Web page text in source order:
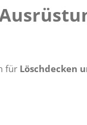
für Löschdecken